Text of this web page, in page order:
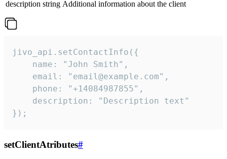
description string Additional information about the client
jivo_api.setContactInfo({
    name: "John Smith",
    email: "email@example.com",
    phone: "+14084987855",
    description: "Description text"
});
setClientAtributes#